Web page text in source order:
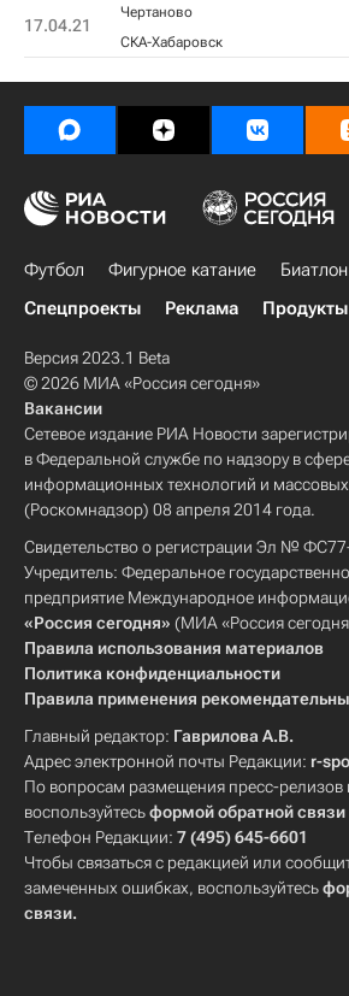
17.04.21
Чертаново
СКА-Хабаровск
Футбол Фигурное катание Биатлон
Спецпроекты
Реклама
Версия 2023.1 Beta
© 2026 МИА «Россия сегодня»
Вакансии
Сетевое издание РИА Новости
в Федеральной службе по надзору в
информационных технологий и
(Роскомнадзор) 08 апреля 2014 года.
Свидетельство о регистрации Эл №
Учредитель: Федеральное
предприятие Международное
«Россия сегодня» (МИА «Россия
Правила использования материалов
Политика конфиденциальности
Правила применения
Главный редактор: Гаврилова А.В.
Адрес электронной почты Редакции: r-
По вопросам размещения пресс-релизов
воспользуйтесьформой обратной связи
Телефон Редакции: 7 (495) 645-6601
Чтобы связаться с редакцией или
замеченных ошибках, воспользуйтесь
связи.